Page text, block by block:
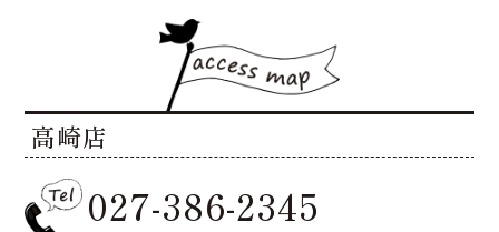
高崎店
027-386-2345